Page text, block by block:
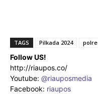
TAGS Pilkada 2024
Follow US!
http://riaupos.co/
Youtube: @riauposmedia
Facebook: riaupos